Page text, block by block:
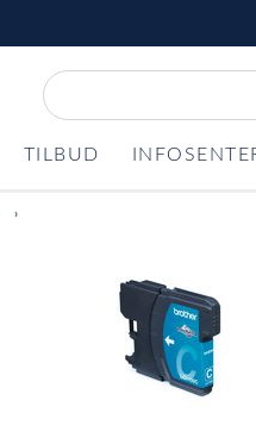
TILBUD